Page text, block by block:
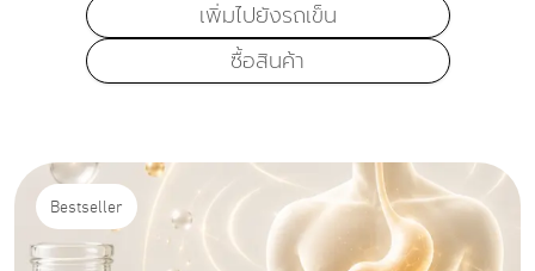
เพิ่มไปยังรถเข็น
ซื้อสินค้า
Bestseller